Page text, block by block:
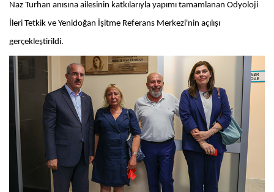
Naz Turhan anısına ailesinin katkılarıyla yapımı tamamlanan Odyoloji
İleri Tetkik ve Yenidoğan İşitme Referans Merkezi'nin açılışı
gerçekleştirildi.